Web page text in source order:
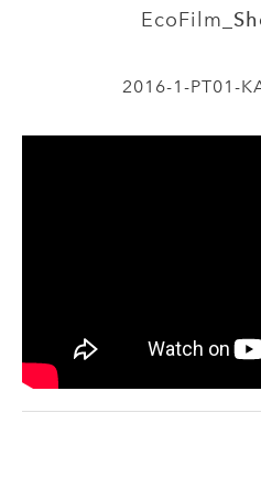
EcoFilm_
2016-1-PT01-